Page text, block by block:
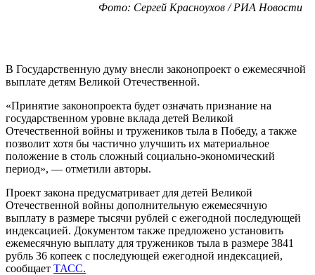
Фото: Сергей Красноухов / РИА Новости
В Государственную думу внесли законопроект о ежемесячной
выплате детям Великой Отечественной.
«Принятие законопроекта будет означать признание на
государственном уровне вклада детей Великой
Отечественной войны и тружеников тыла в Победу, а также
позволит хотя бы частично улучшить их материальное
положение в столь сложный социально-экономический
период», — отметили авторы.
Проект закона предусматривает для детей Великой
Отечественной войны дополнительную ежемесячную
выплату в размере тысячи рублей с ежегодной последующей
индексацией. Документом также предложено установить
ежемесячную выплату для тружеников тыла в размере 3841
рубль 36 копеек с последующей ежегодной индексацией,
сообщает ТАСС.